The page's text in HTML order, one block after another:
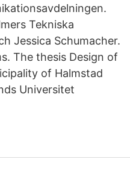
Tekniska
Jessica Schumacher.
The thesis Design of
of Halmstad
Universitet